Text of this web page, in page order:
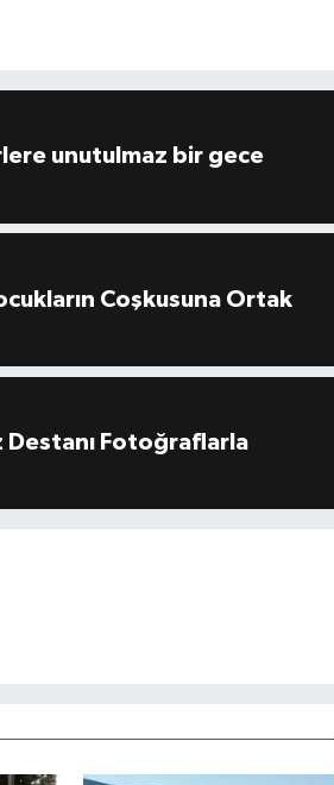
unutulmaz bir gece
Coşkusuna Ortak
Destanı Fotoğraflarla